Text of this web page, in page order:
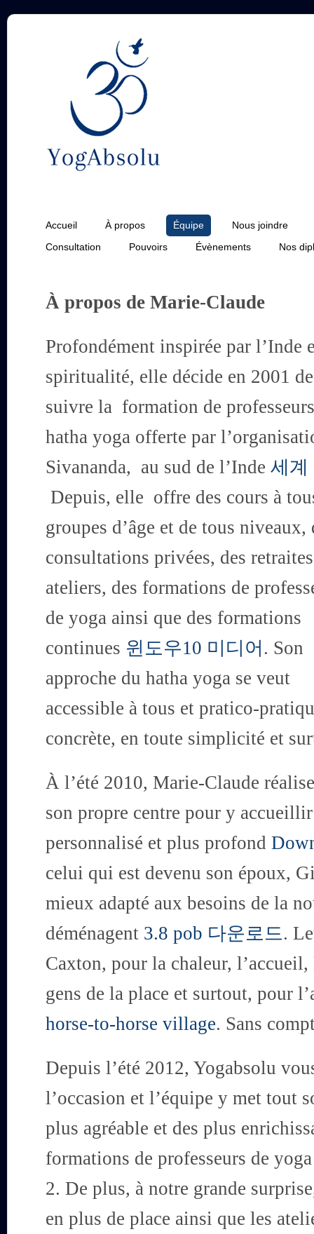
Accueil À propos Équipe
Nous joindre
Consultation
Pouvoirs Évènements Nos
À propos de Marie-Claude
Profondément inspirée par l’Inde
spiritualité, elle décide en 2001 de
suivre la formation de
hatha yoga offerte par
Sivananda, au sud de l’Inde 세계
Depuis, elle offre des cours à
groupes d’âge et de tous niveaux,
consultations privées, des
ateliers, des formations de
de yoga ainsi que des formations
continues 윈도우10 미디어 . Son
approche du hatha yoga se veut
accessible à tous et pratico-
concrète, en toute simplicité et
À l’été 2010, Marie-Claude
son propre centre pour y
personnalisé et plus profond
celui qui est devenu son époux,
mieux adapté aux besoins de la
déménagent 3.8 pob 다운로드.
Caxton, pour la chaleur,
gens de la place et surtout, pour
horse-to-horse village. Sans
Depuis l’été 2012, Yogabsolu
l’occasion et l’équipe y met tout
plus agréable et des plus
formations de professeurs de
2. De plus, à notre grande
en plus de place ainsi que les